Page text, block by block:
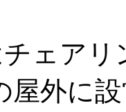
ェアリ
屋外に